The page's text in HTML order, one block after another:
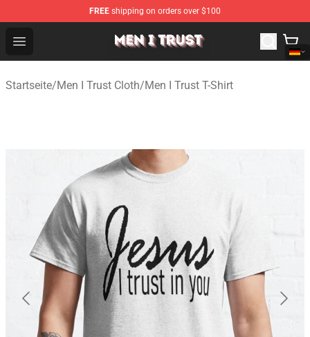
FREE shipping on orders over $100
Open menu
Men I Trust Shop - Official Men I Trust Merchandise Store
Startseite/Men I Trust Cloth/Men I Trust T-Shirt